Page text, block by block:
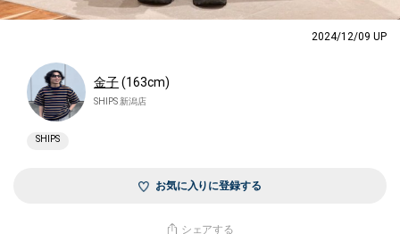
2024/12/09 UP
金子(163cm)
SHIPS 新潟店
SHIPS
お気に入りに登録する
シェアする